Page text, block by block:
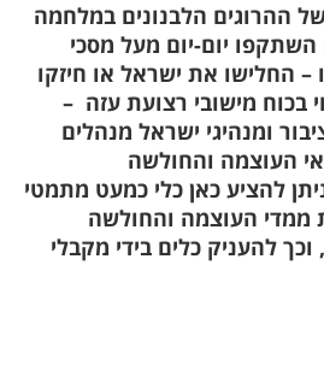
ההרוגים הלבנונים במלחמה
יום-יום מעל מסכי
– החלישו את ישראל או חיזקו
בכוח מישובי רצועת עזה –
ומנהיגי ישראל מנהלים
העוצמה והחולשה
להציע כאן כלי כמעט מתמטי
ממדי העוצמה והחולשה
להעניק כלים בידי מקבלי